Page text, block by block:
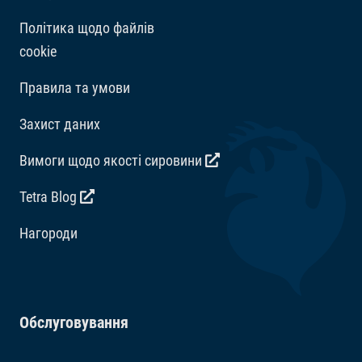
мг/кг, E1 Iron 41 мг/кг. Барвники, Антиоксиданти.
Політика щодо файлів
cookie
Правила та умови
Захист даних
Вимоги щодо якості сировини
Tetra Blog
Hагороди
Обслуговування